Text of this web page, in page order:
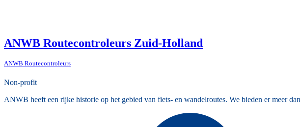
ANWB Routecontroleurs Zuid-Holland
ANWB Routecontroleurs
Non-profit
ANWB heeft een rijke historie op het gebied van fiets- en wandelroutes. We bieden er meer